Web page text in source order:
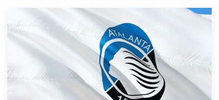
alla
Juventus:
Dea,
non
hai
creduto
abbastanza?